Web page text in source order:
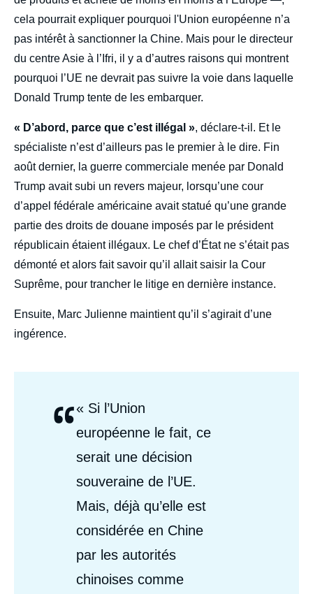
cela pourrait expliquer pourquoi l'Union européenne n’a
pas intérêt à sanctionner la Chine. Mais pour le directeur
du centre Asie à l’Ifri, il y a d’autres raisons qui montrent
pourquoi l’UE ne devrait pas suivre la voie dans laquelle
Donald Trump tente de les embarquer.
« D’abord, parce que c’est illégal », déclare-t-il. Et le
spécialiste n’est d’ailleurs pas le premier à le dire. Fin
août dernier, la guerre commerciale menée par Donald
Trump avait subi un revers majeur, lorsqu’une cour
d’appel fédérale américaine avait statué qu’une grande
partie des droits de douane imposés par le président
républicain étaient illégaux. Le chef d’État ne s’était pas
démonté et alors fait savoir qu’il allait saisir la Cour
Suprême, pour trancher le litige en dernière instance.
Ensuite, Marc Julienne maintient qu’il s’agirait d’une
ingérence.
“Citations
Auteurs
« Si l’Union
européenne le fait, ce
serait une décision
souveraine de l’UE.
Mais, déjà qu’elle est
considérée en Chine
par les autorités
chinoises comme